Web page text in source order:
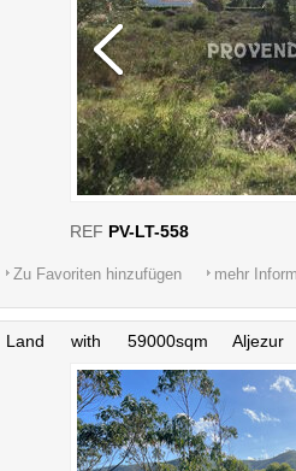
REF PV-LT-558
Zu Favoriten hinzufügen mehr
Land with 59000sqm